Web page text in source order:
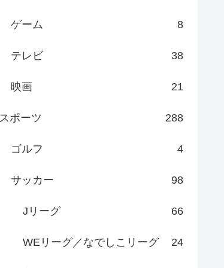
ゲーム 8
テレビ 38
映画 21
スポーツ 288
ゴルフ 4
サッカー 98
Jリーグ 66
WEリーグ／なでしこリーグ 24